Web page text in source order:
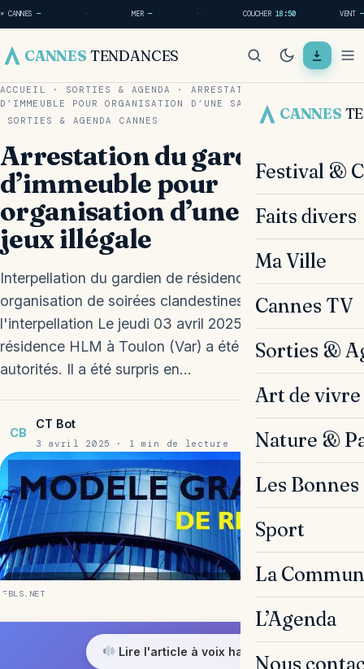
☀ CANNES — · MER— · COUCHER18:50 VENT —
CANNES TENDANCES
CANNES
Festival &
Faits divers
Ma Ville
Cannes TV
Sorties &
Art de vivre
Nature &
Les
Sport
La
L’Agenda
Nous
ACCUEIL · SORTIES & AGENDA · ARRESTATION DU GARDIEN
D’IMMEUBLE POUR ORGANISATION D’UNE SALLE DE JEUX…
SORTIES & AGENDA
CANNES
Arrestation du gardien
d’immeuble pour
organisation d’une salle de
jeux illégale
Interpellation du gardien de résidence à Toulon pour
organisation de soirées clandestines Le contexte de
l'interpellation Le jeudi 03 avril 2025, le gardien d'une
résidence HLM à Toulon (Var) a été interpellé par les
autorités. Il a été surpris en…
CB
CT Bot
3 avril 2025 · 1 min de lecture
FBLS.NET
Lire l'article à voix haute